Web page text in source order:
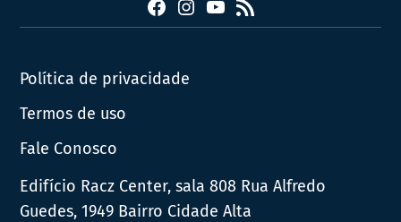
FacebookInstagram
YouTube
RSS
Política de privacidade
Termos de uso
Fale Conosco
Edifício Racz Center, sala 808 Rua Alfredo
Guedes, 1949 Bairro Cidade Alta